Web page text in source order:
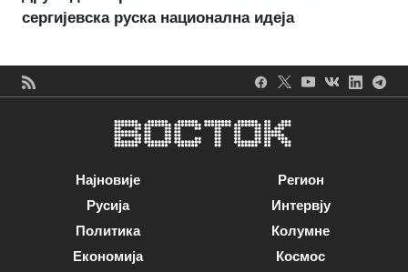
сергијевска руска национална идеја
Најновије
Русија
Политика
Економија
Регион
Интервју
Колумне
Космос